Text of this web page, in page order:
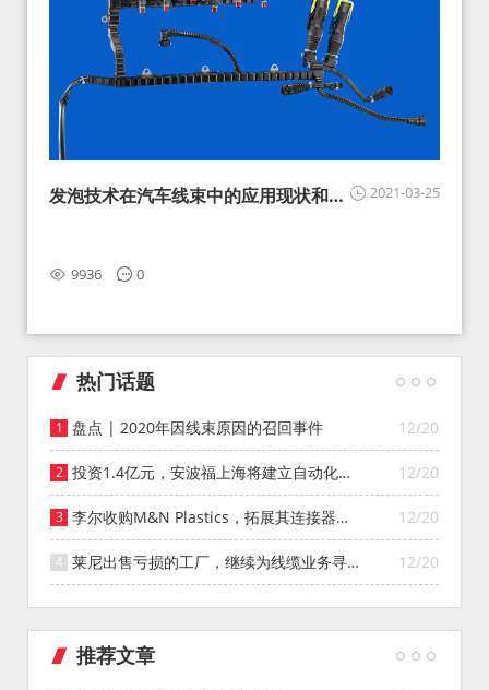
2021-03-25
发泡技术在汽车线束中的应用现状和展
9936 0
热门话题
12/20
盘点 | 2020年因线束原因的召回事件
12/20
投资1.4亿元，安波福上海将建立自动化智
能仓库
12/20
李尔收购M&N Plastics，拓展其连接器系
统业务
12/20
莱尼出售亏损的工厂，继续为线缆业务寻找
投资者
推荐文章